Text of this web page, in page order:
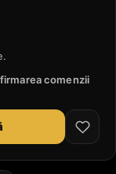
comenzii